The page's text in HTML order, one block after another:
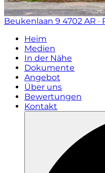
Beukenlaan 9 4702 AR ·
Heim
Medien
In der Nähe
Dokumente
Angebot
Über uns
Bewertungen
Kontakt